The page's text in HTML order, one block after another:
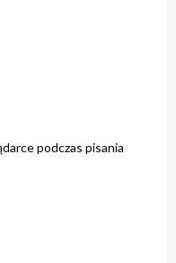
podczas pisania